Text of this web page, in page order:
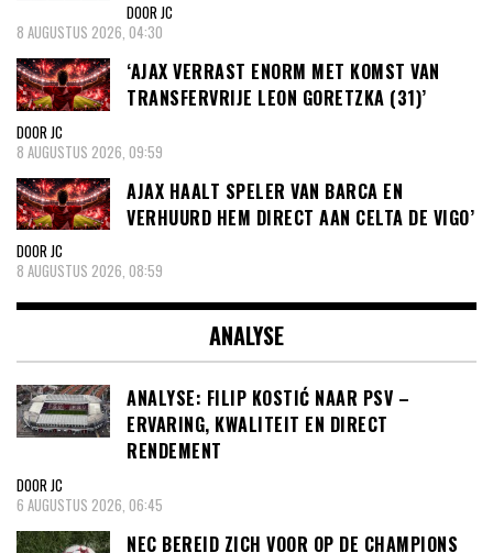
DOOR JC
8 AUGUSTUS 2026, 04:30
‘AJAX VERRAST ENORM MET KOMST VAN
TRANSFERVRIJE LEON GORETZKA (31)’
DOOR JC
8 AUGUSTUS 2026, 09:59
AJAX HAALT SPELER VAN BARCA EN
VERHUURD HEM DIRECT AAN CELTA DE VIGO’
DOOR JC
8 AUGUSTUS 2026, 08:59
ANALYSE
ANALYSE: FILIP KOSTIĆ NAAR PSV –
ERVARING, KWALITEIT EN DIRECT
RENDEMENT
DOOR JC
6 AUGUSTUS 2026, 06:45
NEC BEREID ZICH VOOR OP DE CHAMPIONS